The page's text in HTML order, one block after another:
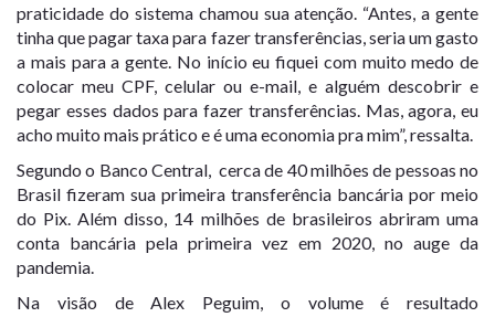
praticidade do sistema chamou sua atenção. “Antes, a gente
tinha que pagar taxa para fazer transferências, seria um gasto
a mais para a gente. No início eu fiquei com muito medo de
colocar meu CPF, celular ou e-mail, e alguém descobrir e
pegar esses dados para fazer transferências. Mas, agora, eu
acho muito mais prático e é uma economia pra mim”, ressalta.
Segundo o Banco Central, cerca de 40 milhões de pessoas no
Brasil fizeram sua primeira transferência bancária por meio
do Pix. Além disso, 14 milhões de brasileiros abriram uma
conta bancária pela primeira vez em 2020, no auge da
pandemia.
Na visão de Alex Peguim, o volume é resultado